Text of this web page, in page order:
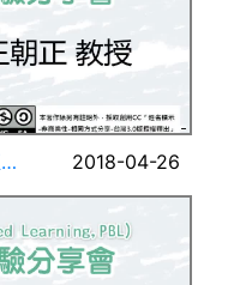
2018-04-26